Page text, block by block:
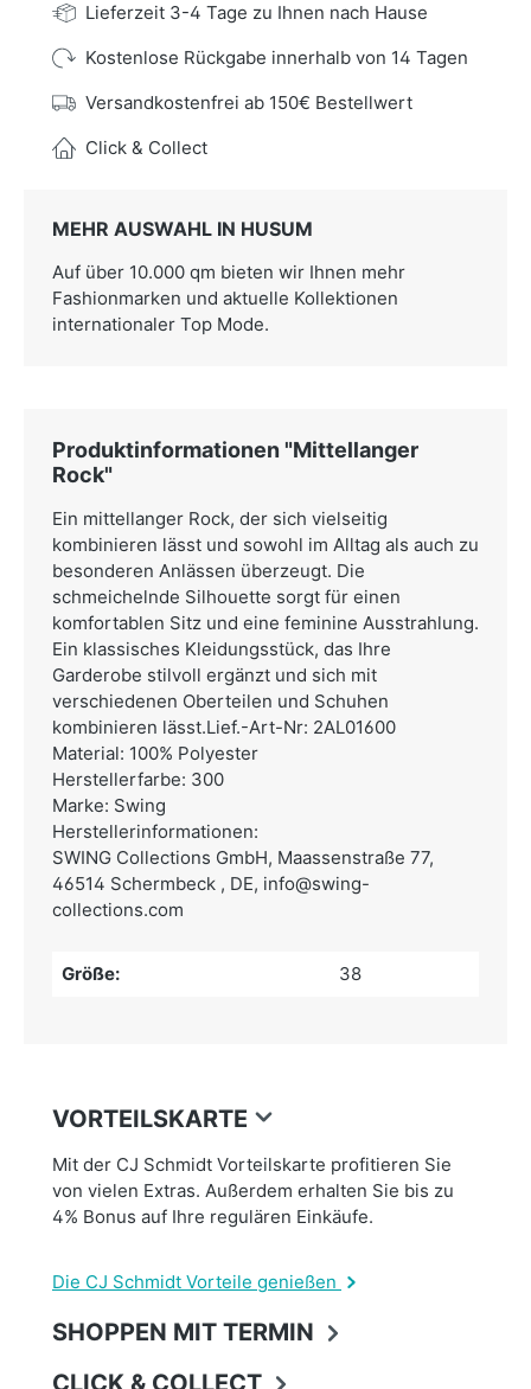
Lieferzeit 3-4 Tage zu Ihnen nach Hause
Kostenlose Rückgabe innerhalb von 14 Tagen
Versandkostenfrei ab 150€ Bestellwert
Click & Collect
MEHR AUSWAHL IN HUSUM
Auf über 10.000 qm bieten wir Ihnen mehr
Fashionmarken und aktuelle Kollektionen
internationaler Top Mode.
Produktinformationen "Mittellanger
Rock"
Ein mittellanger Rock, der sich vielseitig
kombinieren lässt und sowohl im Alltag als auch zu
besonderen Anlässen überzeugt. Die
schmeichelnde Silhouette sorgt für einen
komfortablen Sitz und eine feminine Ausstrahlung.
Ein klassisches Kleidungsstück, das Ihre
Garderobe stilvoll ergänzt und sich mit
verschiedenen Oberteilen und Schuhen
kombinieren lässt.Lief.-Art-Nr: 2AL01600
Material: 100% Polyester
Herstellerfarbe: 300
Marke: Swing
Herstellerinformationen:
SWING Collections GmbH, Maassenstraße 77,
46514 Schermbeck , DE, info@swing-
collections.com
Größe: 38
VORTEILSKARTE
Mit der CJ Schmidt Vorteilskarte profitieren Sie
von vielen Extras. Außerdem erhalten Sie bis zu
4% Bonus auf Ihre regulären Einkäufe.
Die CJ Schmidt Vorteile genießen
SHOPPEN MIT TERMIN
CLICK & COLLECT